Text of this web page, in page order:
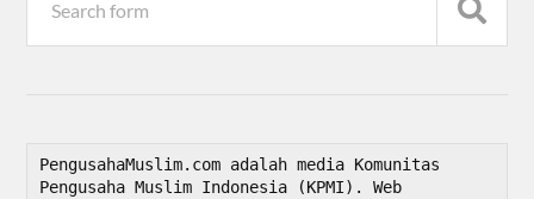
PengusahaMuslim.com adalah media Komunitas
Pengusaha Muslim Indonesia (KPMI). Web